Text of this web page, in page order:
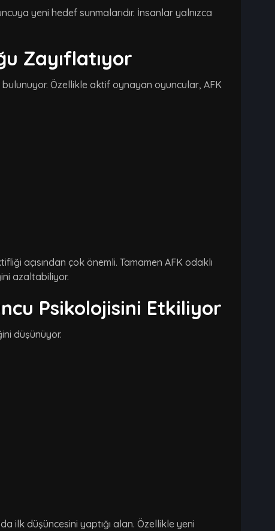
yeni hedef sunmalarıdır. İnsanlar yalnızca
Zayıflatıyor
bulunuyor. Özellikle aktif oynayan oyuncular, AFK
açısından çok önemli. Tamamen AFK odaklı
azaltabiliyor.
Psikolojisini Etkiliyor
düşünüyor.
ilk düşüncesini yaptığı alan. Özellikle yeni